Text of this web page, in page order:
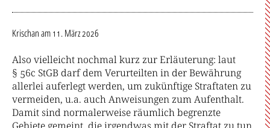
Krischanam 11. März 2026
Also vielleicht nochmal kurz zur Erläuterung: laut
§ 56c StGB darf dem Verurteilten in der Bewährung
allerlei auferlegt werden, um zukünftige Straftaten zu
vermeiden, u.a. auch Anweisungen zum Aufenthalt.
Damit sind normalerweise räumlich begrenzte
Gebiete gemeint, die irgendwas mit der Straftat zu tun